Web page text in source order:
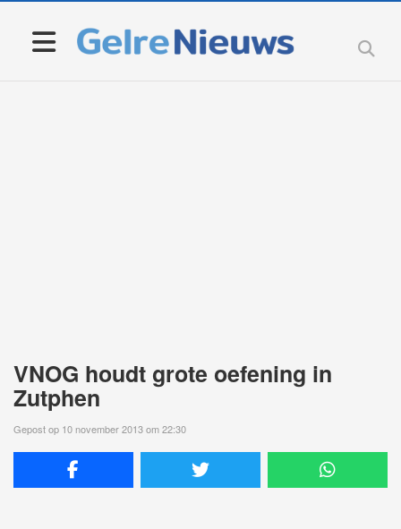
VNOG houdt grote oefening in
Zutphen
Gepost op 10 november 2013 om 22:30